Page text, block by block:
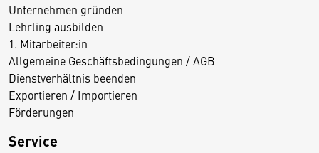
Unternehmen gründen
Lehrling ausbilden
1. Mitarbeiter:in
Allgemeine Geschäftsbedingungen / AGB
Dienstverhältnis beenden
Exportieren / Importieren
Förderungen
Service